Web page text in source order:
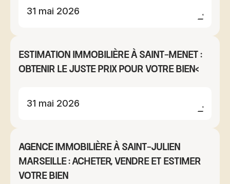
31 mai 2026
Estimation immobilière à Saint-Menet :
obtenir le juste prix pour votre bien<
31 mai 2026
Agence immobilière à Saint-Julien
Marseille : acheter, vendre et estimer
votre bien